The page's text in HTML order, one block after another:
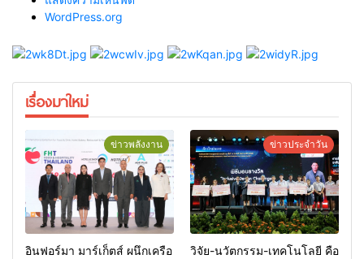
WordPress.org
เรื่องมาใหม่
ข่าวพลังงาน
อินฟอร์มา มาร์เก็ตส์ ผนึกเครือ
ข่าวประจำวัน
วิจัย-นวัตกรรม-เทคโนโลยี คือ